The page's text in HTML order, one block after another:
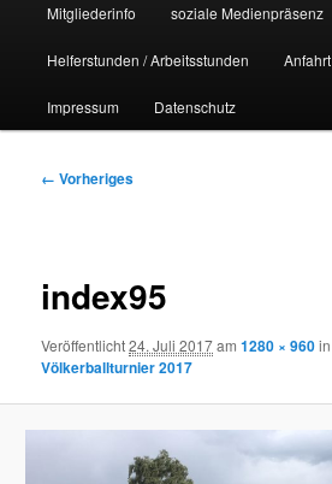
Mitgliederinfo soziale Medienpräsenz
Helferstunden / Arbeitsstunden Anfahrt
Impressum Datenschutz
Bilder-
← Vorheriges
index95
Veröffentlicht24. Juli 2017am1280 × 960in
Völkerballturnier 2017